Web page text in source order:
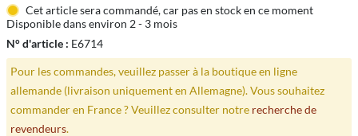
Cet article sera commandé, car pas en stock en ce moment
Disponible dans environ 2 - 3 mois
N° d'article : E6714
Pour les commandes, veuillez passer à la boutique en ligne
allemande (livraison uniquement en Allemagne). Vous souhaitez
commander en France ? Veuillez consulter notre recherche de
revendeurs.